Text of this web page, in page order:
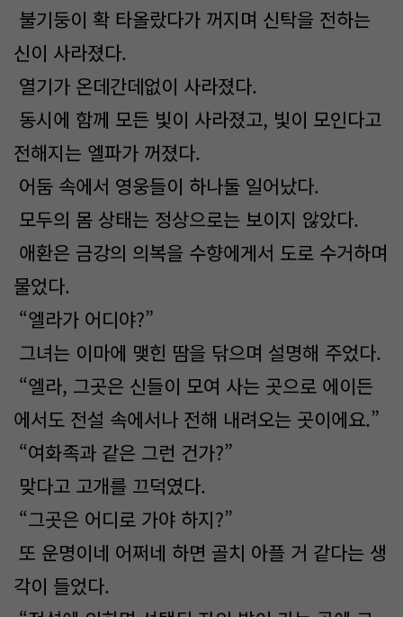
불기둥이 확 타올랐다가 꺼지며 신탁을 전하는
신이 사라졌다.
열기가 온데간데없이 사라졌다.
동시에 함께 모든 빛이 사라졌고, 빛이 모인다고
전해지는 엘파가 꺼졌다.
어둠 속에서 영웅들이 하나둘 일어났다.
모두의 몸 상태는 정상으로는 보이지 않았다.
애환은 금강의 의복을 수향에게서 도로 수거하며
물었다.
“엘라가 어디야?”
그녀는 이마에 맺힌 땀을 닦으며 설명해 주었다.
“엘라, 그곳은 신들이 모여 사는 곳으로 에이든
에서도 전설 속에서나 전해 내려오는 곳이에요.”
“여화족과 같은 그런 건가?”
맞다고 고개를 끄덕였다.
“그곳은 어디로 가야 하지?”
또 운명이네 어쩌네 하면 골치 아플 거 같다는 생
각이 들었다.